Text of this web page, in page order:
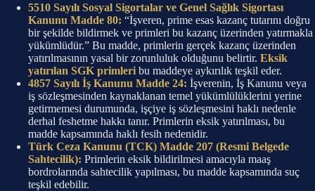
5510 Sayılı Sosyal Sigortalar ve Genel Sağlık Sigortası
Kanunu Madde 80: “İşveren, prime esas kazanç tutarını doğru
bir şekilde bildirmek ve primleri bu kazanç üzerinden yatırmakla
yükümlüdür.” Bu madde, primlerin gerçek kazanç üzerinden
yatırılmasının yasal bir zorunluluk olduğunu belirtir. Eksik
yatırılan SGK primleri bu maddeye aykırılık teşkil eder.
4857 Sayılı İş Kanunu Madde 24: İşverenin, İş Kanunu veya
iş sözleşmesinden kaynaklanan temel yükümlülüklerini yerine
getirmemesi durumunda, işçiye iş sözleşmesini haklı nedenle
derhal feshetme hakkı tanır. Primlerin eksik yatırılması, bu
madde kapsamında haklı fesih nedenidir.
Türk Ceza Kanunu (TCK) Madde 207 (Resmi Belgede
Sahtecilik): Primlerin eksik bildirilmesi amacıyla maaş
bordrolarında sahtecilik yapılması, bu madde kapsamında suç
teşkil edebilir.